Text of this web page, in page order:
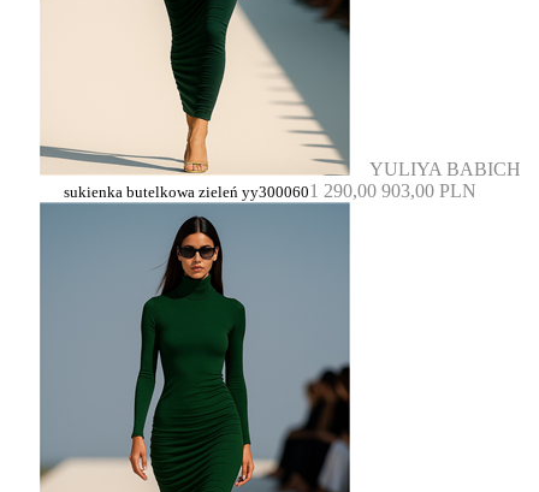
YULIYA BABICH
sukienka butelkowa zieleń yy3000601 290,00 903,00 PLN